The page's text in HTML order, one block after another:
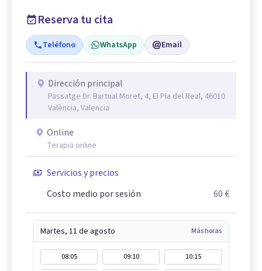
Reserva tu cita
Teléfono WhatsApp Email
Dirección principal
Passatge Dr. Bartual Moret, 4, El Pla del Real, 46010
València, Valencia
Online
Terapia online
Servicios y precios
Costo medio por sesión
60 €
Martes, 11 de agosto Más horas
08:05 09:10
10:15